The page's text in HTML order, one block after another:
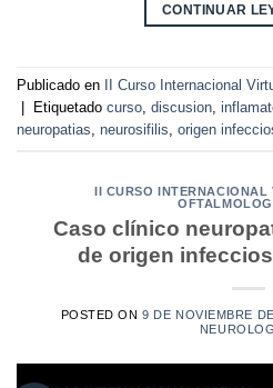
CONTINUAR
Publicado en
II Curso Internacional
Etiquetado curso, discusion,
neuropatias, neurosifilis, origen
II CURSO INTERNACIONAL
Caso clínico
de origen
POSTED ON9 DE NOVIEMBRE